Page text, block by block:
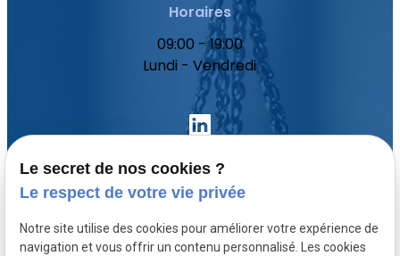
Horaires
09:00 - 19:00
Lundi - Vendredi
Votre avocat
Le secret de nos cookies ?
Le respect de votre vie privée
Notre site utilise des cookies pour améliorer votre expérience de
navigation et vous offrir un contenu personnalisé. Les cookies